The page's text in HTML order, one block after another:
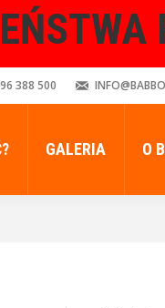
388 500
GALERIA O